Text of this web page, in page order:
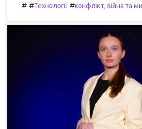
# #Технології #конфлікт, війна та